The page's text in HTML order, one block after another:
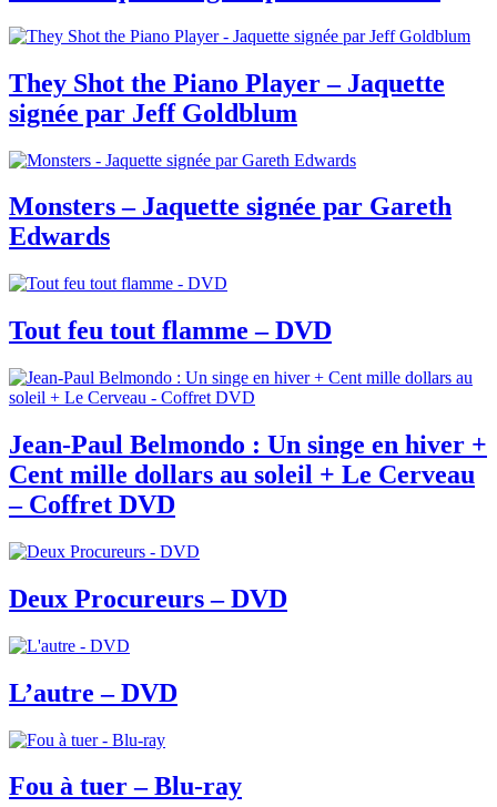
They Shot the Piano Player – Jaquette
signée par Jeff Goldblum
Monsters – Jaquette signée par Gareth
Edwards
Tout feu tout flamme – DVD
Jean-Paul Belmondo : Un singe en hiver +
Cent mille dollars au soleil + Le Cerveau
– Coffret DVD
Deux Procureurs – DVD
L’autre – DVD
Fou à tuer – Blu-ray